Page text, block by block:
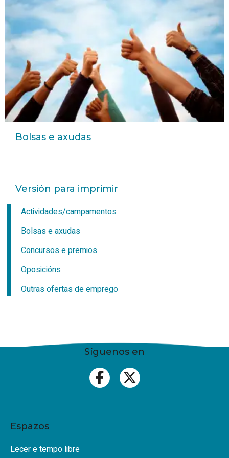
Bolsas e axudas
Versión para imprimir
Actividades/campamentos
Bolsas e axudas
Concursos e premios
Oposicións
Outras ofertas de emprego
Síguenos en
Espazos
Lecer e tempo libre